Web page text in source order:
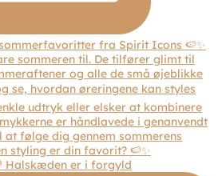
Halskæden er i forgyld